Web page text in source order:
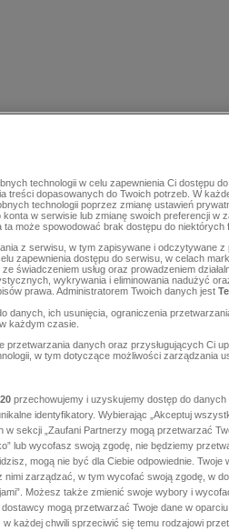
technologii w celu zapewnienia Ci dostępu
treści dopasowanych do Twoich potrzeb. W
technologii poprzez zmianę ustawień
w serwisie lub zmianę swoich preferencji w
może spowodować brak dostępu do niektórych
z serwisu, w tym zapisywane i odczytywane z
zapewnienia dostępu do serwisu, w celach
świadczeniem usług oraz prowadzeniem
wykrywania i eliminowania nadużyć
prawa. Administratorem Twoich danych jest
danych, ich usunięcia, ograniczenia
każdym czasie.
przetwarzania danych oraz przysługujących Ci
w tym dotyczące możliwości zarządzania
przechowujemy i uzyskujemy dostęp do danych
identyfikatory. Wybierając „Akceptuj
sekcji „Zaufani Partnerzy mogą przetwarzać
lub wycofasz swoją zgodę, nie będziemy
mogą nie być dla Ciebie odpowiednie. Twoje
nimi zarządzać, w tym wycofać swoją zgodę, w
Możesz także zmienić swoje wybory i
mogą przetwarzać Twoje dane w
każdej chwili sprzeciwić się temu rodzajowi